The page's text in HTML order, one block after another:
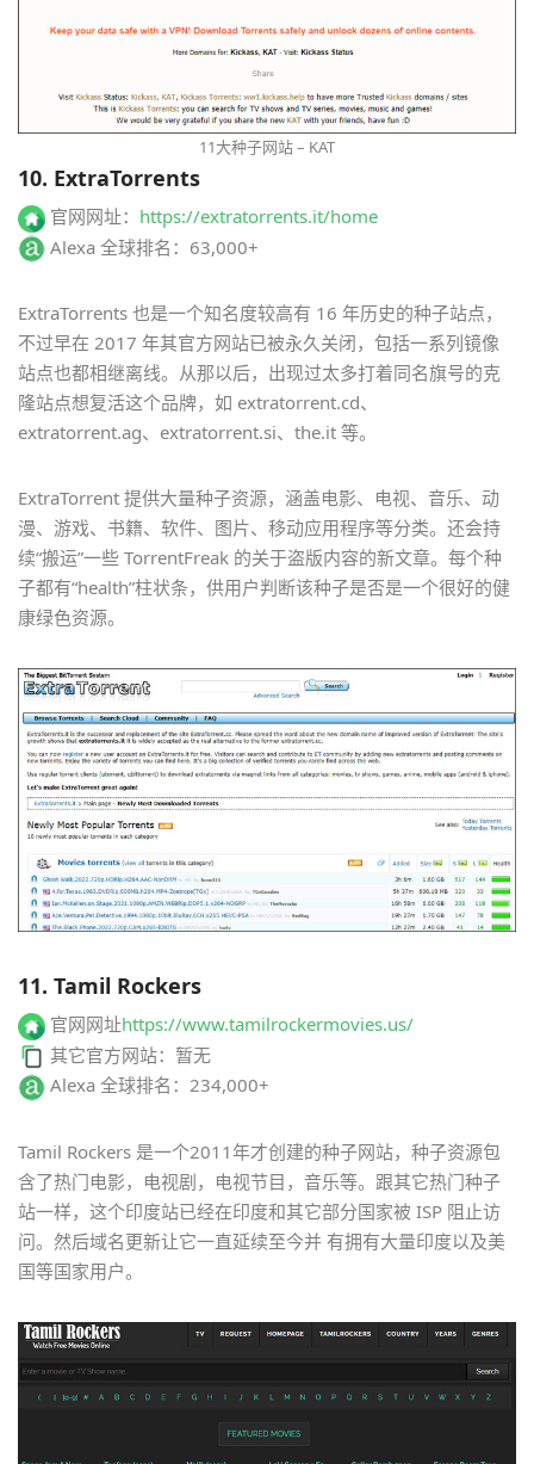
11大种子网站 – KAT
10. ExtraTorrents
官网网址： https://extratorrents.it/home
Alexa 全球排名：63,000+
ExtraTorrents 也是一个知名度较高有 16 年历史的种子站点，
不过早在 2017 年其官方网站已被永久关闭，包括一系列镜像
站点也都相继离线。从那以后，出现过太多打着同名旗号的克
隆站点想复活这个品牌，如 extratorrent.cd、
extratorrent.ag、extratorrent.si、the.it 等。
ExtraTorrent 提供大量种子资源，涵盖电影、电视、音乐、动
漫、游戏、书籍、软件、图片、移动应用程序等分类。还会持
续“搬运”一些 TorrentFreak 的关于盗版内容的新文章。每个种
子都有“health”柱状条，供用户判断该种子是否是一个很好的健
康绿色资源。
11. Tamil Rockers
官网网址https://www.tamilrockermovies.us/
其它官方网站：暂无
Alexa 全球排名：234,000+
Tamil Rockers 是一个2011年才创建的种子网站，种子资源包
含了热门电影，电视剧，电视节目，音乐等。跟其它热门种子
站一样，这个印度站已经在印度和其它部分国家被 ISP 阻止访
问。然后域名更新让它一直延续至今并 有拥有大量印度以及美
国等国家用户。